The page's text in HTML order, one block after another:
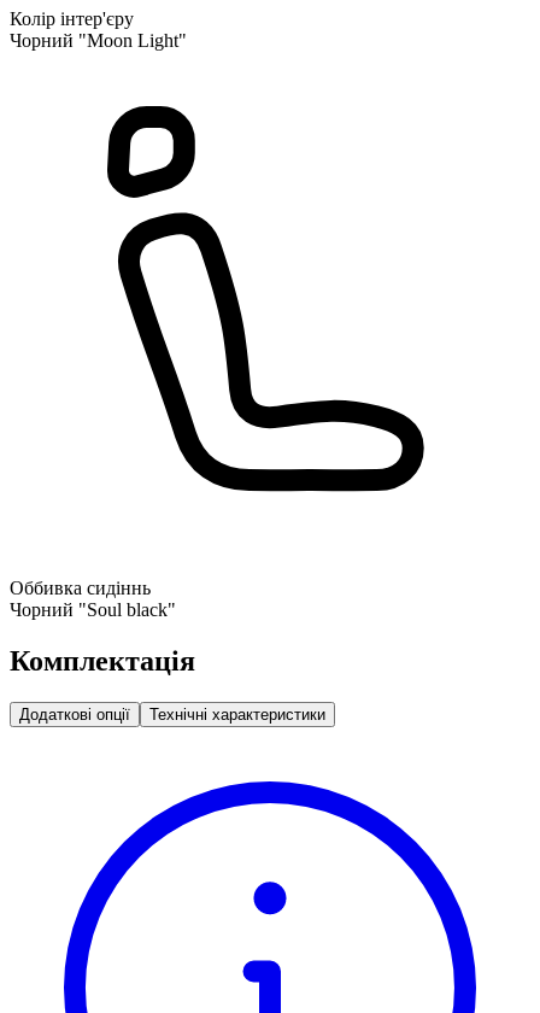
Колір інтер'єру
Чорний "Moon Light"
Оббивка сидіннь
Чорний "Soul black"
Комплектація
Додаткові опції Технічні характеристики